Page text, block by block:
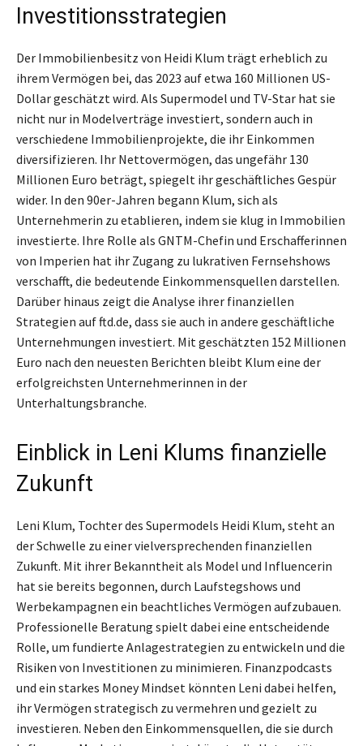
Investitionsstrategien
Der Immobilienbesitz von Heidi Klum trägt erheblich zu
ihrem Vermögen bei, das 2023 auf etwa 160 Millionen US-
Dollar geschätzt wird. Als Supermodel und TV-Star hat sie
nicht nur in Modelverträge investiert, sondern auch in
verschiedene Immobilienprojekte, die ihr Einkommen
diversifizieren. Ihr Nettovermögen, das ungefähr 130
Millionen Euro beträgt, spiegelt ihr geschäftliches Gespür
wider. In den 90er-Jahren begann Klum, sich als
Unternehmerin zu etablieren, indem sie klug in Immobilien
investierte. Ihre Rolle als GNTM-Chefin und Erschafferinnen
von Imperien hat ihr Zugang zu lukrativen Fernsehshows
verschafft, die bedeutende Einkommensquellen darstellen.
Darüber hinaus zeigt die Analyse ihrer finanziellen
Strategien auf ftd.de, dass sie auch in andere geschäftliche
Unternehmungen investiert. Mit geschätzten 152 Millionen
Euro nach den neuesten Berichten bleibt Klum eine der
erfolgreichsten Unternehmerinnen in der
Unterhaltungsbranche.
Einblick in Leni Klums finanzielle
Zukunft
Leni Klum, Tochter des Supermodels Heidi Klum, steht an
der Schwelle zu einer vielversprechenden finanziellen
Zukunft. Mit ihrer Bekanntheit als Model und Influencerin
hat sie bereits begonnen, durch Laufstegshows und
Werbekampagnen ein beachtliches Vermögen aufzubauen.
Professionelle Beratung spielt dabei eine entscheidende
Rolle, um fundierte Anlagestrategien zu entwickeln und die
Risiken von Investitionen zu minimieren. Finanzpodcasts
und ein starkes Money Mindset könnten Leni dabei helfen,
ihr Vermögen strategisch zu vermehren und gezielt zu
investieren. Neben den Einkommensquellen, die sie durch